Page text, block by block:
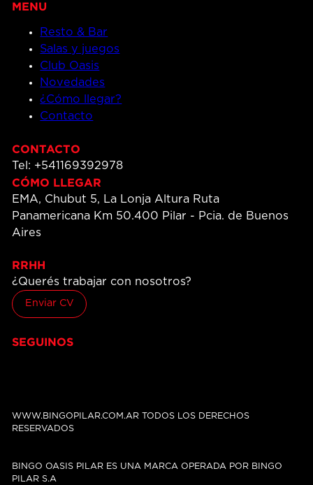
Resto & Bar
Salas y juegos
Club Oasis
Novedades
¿Cómo llegar?
Contacto
CONTACTO
Tel: +541169392978
CÓMO LLEGAR
EMA, Chubut 5, La Lonja Altura Ruta
Panamericana Km 50.400 Pilar - Pcia. de Buenos
Aires
RRHH
¿Querés trabajar con nosotros?
Enviar CV
SEGUINOS
WWW.BINGOPILAR.COM.AR TODOS LOS DERECHOS
RESERVADOS
BINGO OASIS PILAR ES UNA MARCA OPERADA POR BINGO
PILAR S.A